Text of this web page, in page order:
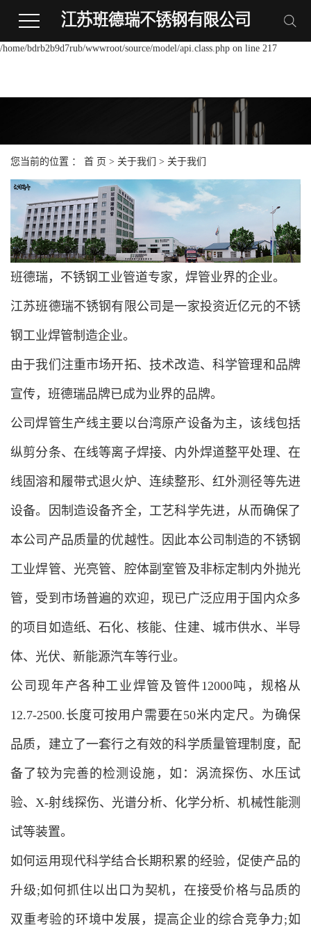
file_put_contents(/home/bdrb2b9d7rub/wwwroot/source/cache/
/home/bdrb2b9d7rub/wwwroot/source/model/api.class.php on line 217
您当前的位置 ： 首 页 > 关于我们 > 关于我们
班德瑞，不锈钢工业管道专家，焊管业界的企业。
江苏班德瑞不锈钢有限公司是一家投资近亿元的不锈
钢工业焊管制造企业。
由于我们注重市场开拓、技术改造、科学管理和品牌
宣传，班德瑞品牌已成为业界的品牌。
公司焊管生产线主要以台湾原产设备为主，该线包括
纵剪分条、在线等离子焊接、内外焊道整平处理、在
线固溶和履带式退火炉、连续整形、红外测径等先进
设备。因制造设备齐全，工艺科学先进，从而确保了
本公司产品质量的优越性。因此本公司制造的不锈钢
工业焊管、光亮管、腔体副室管及非标定制内外抛光
管，受到市场普遍的欢迎，现已广泛应用于国内众多
的项目如造纸、石化、核能、住建、城市供水、半导
体、光伏、新能源汽车等行业。
公司现年产各种工业焊管及管件12000吨，规格从
12.7-2500.长度可按用户需要在50米内定尺。为确保
品质，建立了一套行之有效的科学质量管理制度，配
备了较为完善的检测设施，如：涡流探伤、水压试
验、X-射线探伤、光谱分析、化学分析、机械性能测
试等装置。
如何运用现代科学结合长期积累的经验，促使产品的
升级;如何抓住以出口为契机，在接受价格与品质的
双重考验的环境中发展，提高企业的综合竞争力;如